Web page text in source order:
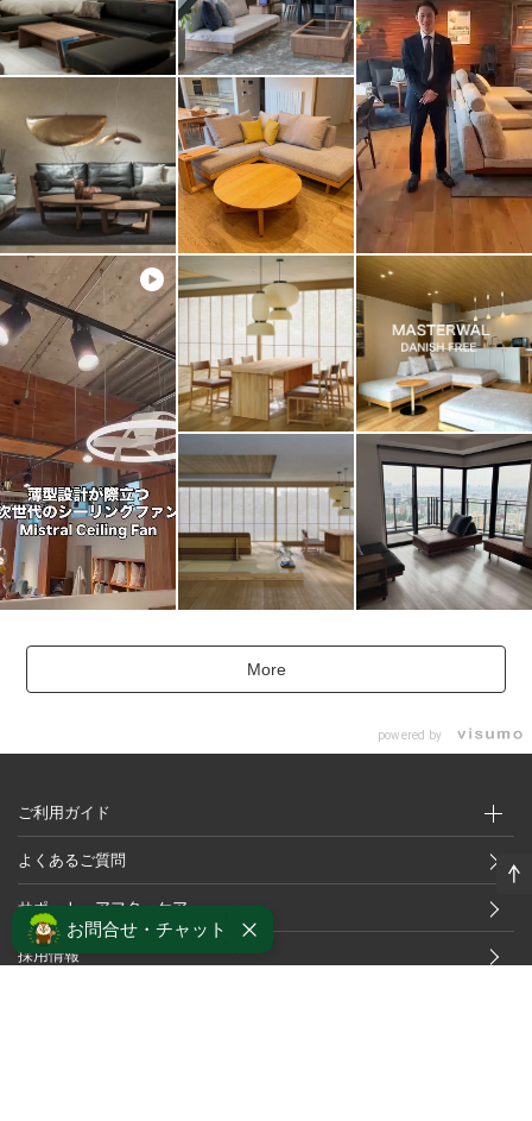
More
powered by
ご利用ガイド
よくあるご質問
サポート・アフターケア
採用情報
お問合せ・チャット